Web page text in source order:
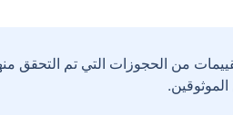
من الحجوزات التي تم التحقق